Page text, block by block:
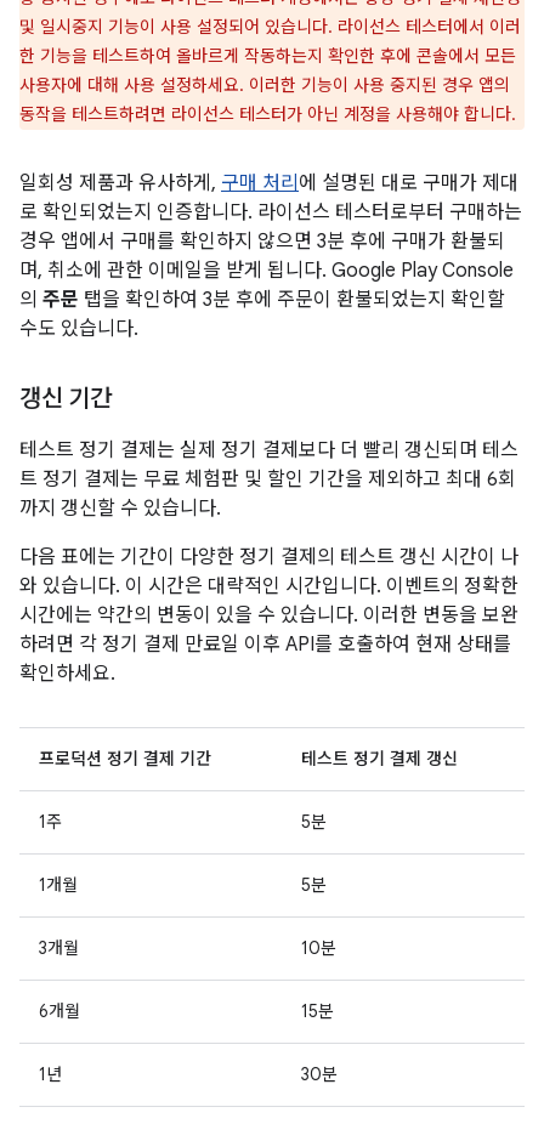
및 일시중지 기능이 사용 설정되어 있습니다. 라이선스 테스터에서 이러
한 기능을 테스트하여 올바르게 작동하는지 확인한 후에 콘솔에서 모든
사용자에 대해 사용 설정하세요. 이러한 기능이 사용 중지된 경우 앱의
동작을 테스트하려면 라이선스 테스터가 아닌 계정을 사용해야 합니다.
일회성 제품과 유사하게, 구매 처리 에 설명된 대로 구매가 제대
로 확인되었는지 인증합니다. 라이선스 테스터로부터 구매하는
경우 앱에서 구매를 확인하지 않으면 3분 후에 구매가 환불되
며, 취소에 관한 이메일을 받게 됩니다. Google Play Console
의 주문 탭을 확인하여 3분 후에 주문이 환불되었는지 확인할
수도 있습니다.
갱신 기간
테스트 정기 결제는 실제 정기 결제보다 더 빨리 갱신되며 테스
트 정기 결제는 무료 체험판 및 할인 기간을 제외하고 최대 6회
까지 갱신할 수 있습니다.
다음 표에는 기간이 다양한 정기 결제의 테스트 갱신 시간이 나
와 있습니다. 이 시간은 대략적인 시간입니다. 이벤트의 정확한
시간에는 약간의 변동이 있을 수 있습니다. 이러한 변동을 보완
하려면 각 정기 결제 만료일 이후 API를 호출하여 현재 상태를
확인하세요.
프로덕션 정기 결제 기간 테스트 정기 결제 갱신
1주 5분
1개월 5분
3개월 10분
6개월 15분
1년 30분